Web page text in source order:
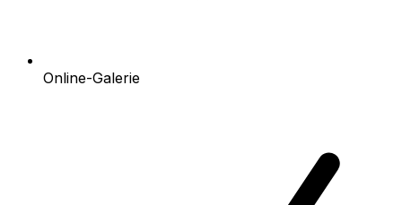
Online-Galerie